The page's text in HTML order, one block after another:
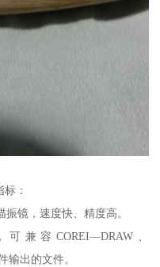
：
镜，速度快、精度高。
兼容COREI—DRAW、
输出的文件。